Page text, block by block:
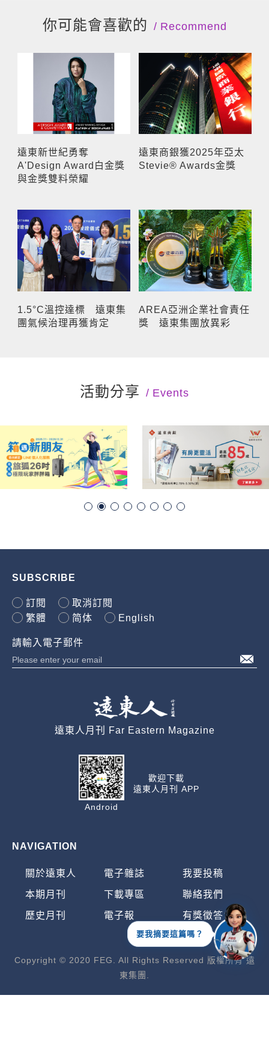
你可能會喜歡的 Recommend
遠東新世紀勇奪
A'Design Award白金獎
與金獎雙料榮耀
遠東商銀獲2025年亞太
Stevie® Awards金獎
1.5°C溫控達標 遠東集
團氣候治理再獲肯定
AREA亞洲企業社會責任
獎 遠東集團放異彩
活動分享 Events
SUBSCRIBE
訂閱
取消訂閱
繁體
简体 English
請輸入電子郵件
遠東人月刊 Far Eastern Magazine
Android
歡迎下載
遠東人月刊 APP
NAVIGATION
關於遠東人 電子雜誌 我要投稿
本期月刊 下載專區 聯絡我們
歷史月刊 電子報 有獎徵答
Copyright © 2020 FEG. All Rights Reserved 版權所有 遠
東集團.
要我摘要這篇嗎？